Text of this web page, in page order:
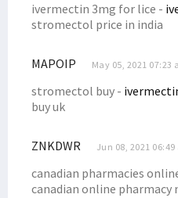
ivermectin 3mg for lice -
stromectol price in india
MAPOIP May 05, 2021 07:23
stromectol buy -
buy uk
ZNKDWR Jun 08, 2021 06:49
canadian pharmacies
canadian online pharmacy